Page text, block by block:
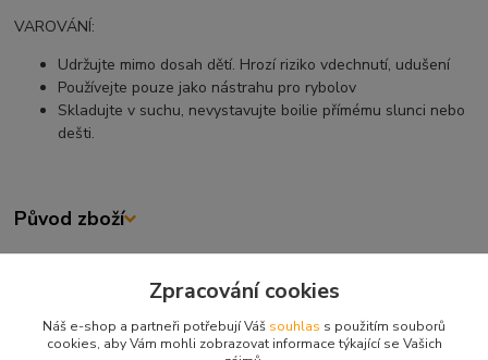
VAROVÁNÍ:
Udržujte mimo dosah dětí. Hrozí riziko vdechnutí, udušení
Používejte pouze jako nástrahu pro rybolov
Skladujte v suchu, nevystavujte boilie přímému slunci nebo
dešti.
Původ zboží
Zboží zařazeno v kategoriích
NÁVNADY A NÁSTRAHY
KRMNÉ BOILIES
Zpracování cookies
Náš e-shop a partneři potřebují Váš souhlas s použitím souborů
cookies, aby Vám mohli zobrazovat informace týkající se Vašich